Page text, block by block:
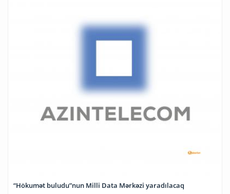
“Hökumət buludu”nun Milli Data Mərkəzi yaradılacaq